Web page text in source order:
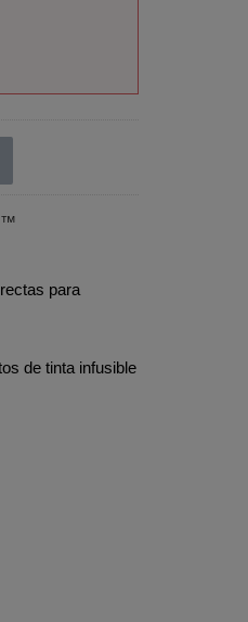
™
para
de tinta infusible